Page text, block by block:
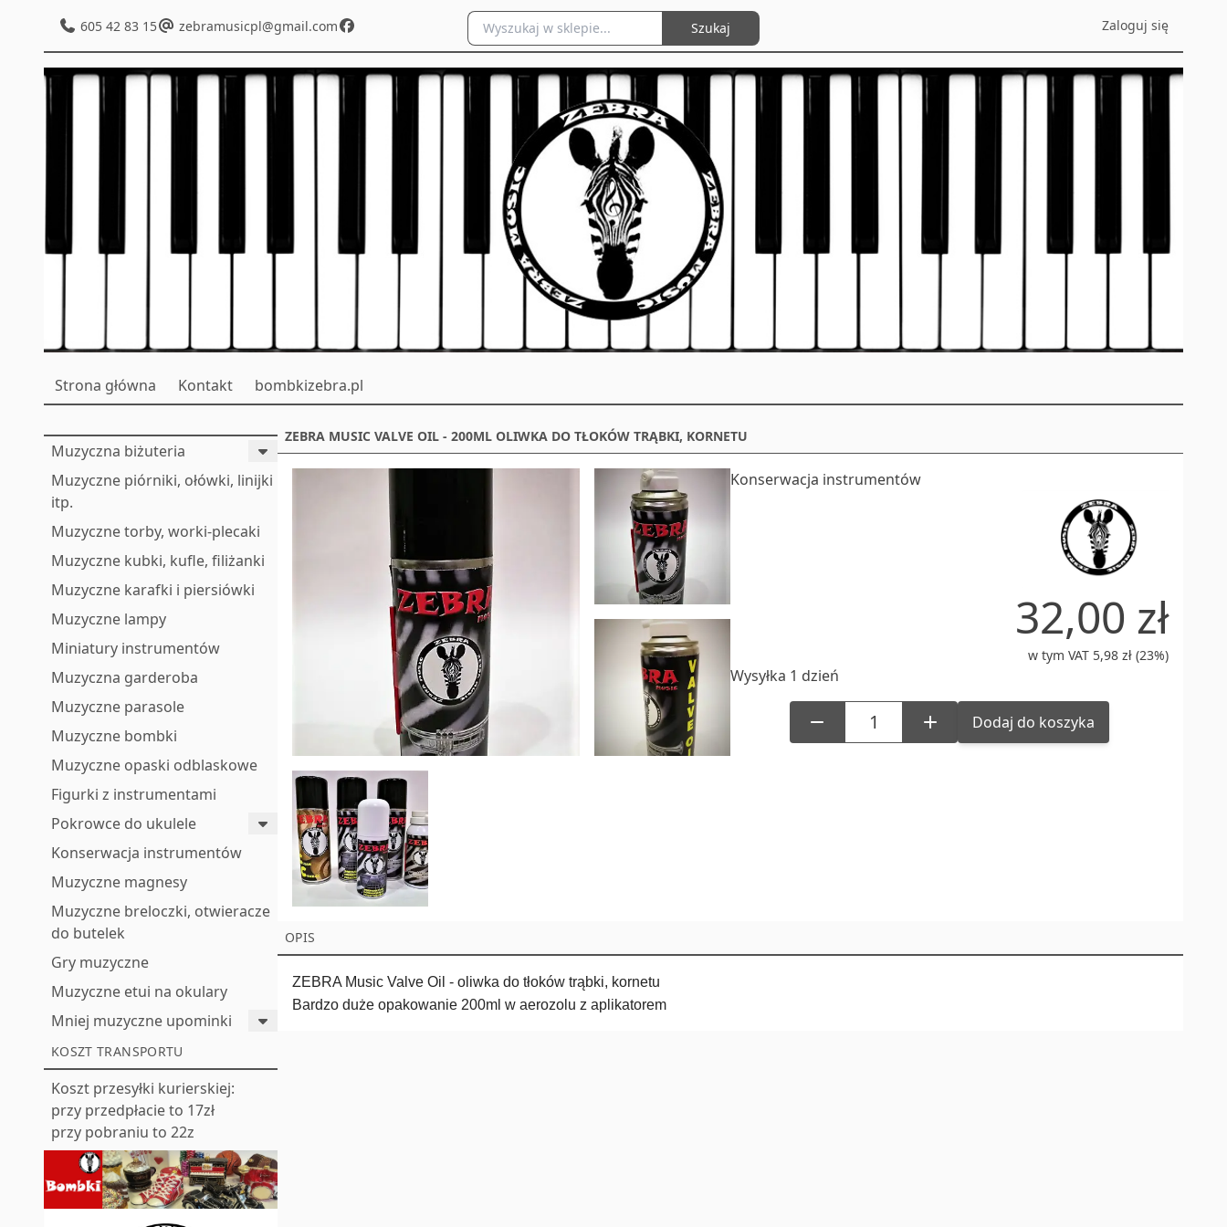
605 42 83 15 zebramusicpl@gmail.com Zaloguj się
Szukaj
Strona główna Kontakt bombkizebra.pl
Muzyczna biżuteria
Muzyczne piórniki, ołówki, linijki
itp.
Muzyczne torby, worki-plecaki
Muzyczne kubki, kufle, filiżanki
Muzyczne karafki i piersiówki
Muzyczne lampy
Miniatury instrumentów
Muzyczna garderoba
Muzyczne parasole
Muzyczne bombki
Muzyczne opaski odblaskowe
Figurki z instrumentami
Pokrowce do ukulele
Konserwacja instrumentów
Muzyczne magnesy
Muzyczne breloczki, otwieracze
do butelek
Gry muzyczne
Muzyczne etui na okulary
Mniej muzyczne upominki
KOSZT TRANSPORTU
Koszt przesyłki kurierskiej:
przy przedpłacie to 17zł
przy pobraniu to 22z
ZEBRA MUSIC VALVE OIL - 200ML OLIWKA DO TŁOKÓW TRĄBKI, KORNETU
Konserwacja instrumentów
32,00 zł
w tym VAT 5,98 zł (23%)
Wysyłka 1 dzień
Dodaj do koszyka
OPIS
ZEBRA Music Valve Oil - oliwka do tłoków trąbki, kornetu
Bardzo duże opakowanie 200ml w aerozolu z aplikatorem